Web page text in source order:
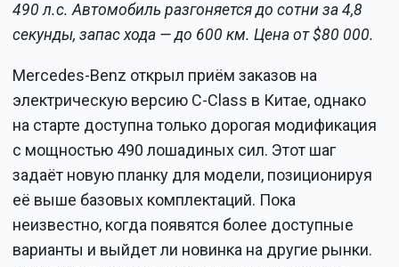
490 л.с. Автомобиль разгоняется до сотни за 4,8
секунды, запас хода — до 600 км. Цена от $80 000.
Mercedes-Benz открыл приём заказов на
электрическую версию C-Class в Китае, однако
на старте доступна только дорогая модификация
с мощностью 490 лошадиных сил. Этот шаг
задаёт новую планку для модели, позиционируя
её выше базовых комплектаций. Пока
неизвестно, когда появятся более доступные
варианты и выйдет ли новинка на другие рынки.